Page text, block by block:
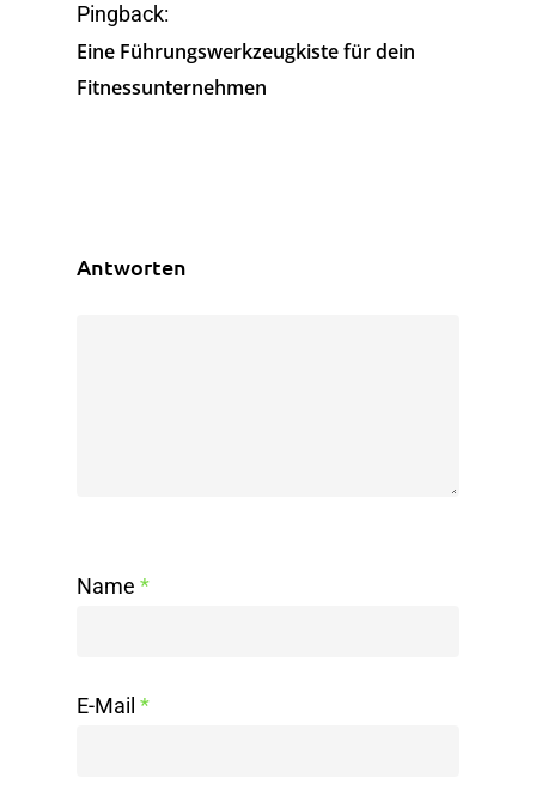
Pingback:
Eine Führungswerkzeugkiste für dein
Fitnessunternehmen
Antworten
Name *
E-Mail *